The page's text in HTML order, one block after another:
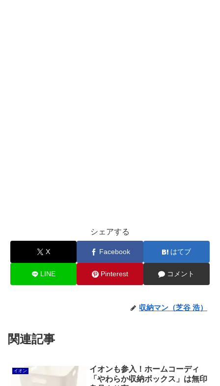
シェアする
X Facebook はてブ
LINE Pinterest コメント
収納マン（芝谷 浩）
関連記事
イオン
イオンも参入！ホームコーディ
「やわらか収納ボックス」は無印